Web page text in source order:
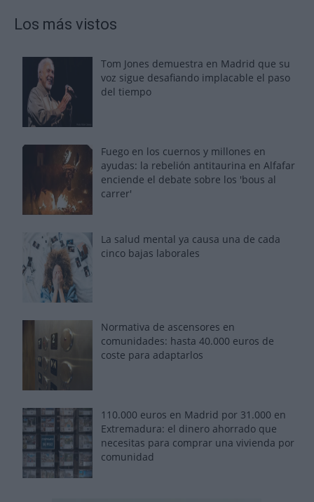
Los más vistos
Tom Jones demuestra en Madrid que su
voz sigue desafiando implacable el paso
del tiempo
Fuego en los cuernos y millones en
ayudas: la rebelión antitaurina en Alfafar
enciende el debate sobre los 'bous al
carrer'
La salud mental ya causa una de cada
cinco bajas laborales
Normativa de ascensores en
comunidades: hasta 40.000 euros de
coste para adaptarlos
110.000 euros en Madrid por 31.000 en
Extremadura: el dinero ahorrado que
necesitas para comprar una vivienda por
comunidad